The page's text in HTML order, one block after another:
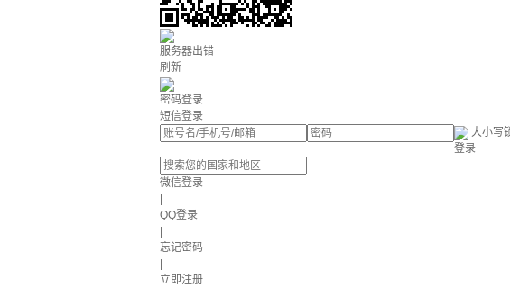
服务器出错
刷新
密码登录
短信登录
大小写
登录
微信登录
QQ登录
忘记密码
立即注册